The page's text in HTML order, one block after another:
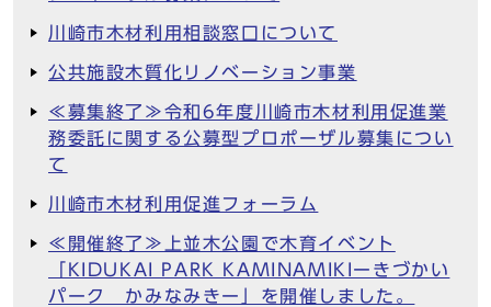
川崎市木材利用相談窓口について
公共施設木質化リノベーション事業
≪募集終了≫令和6年度川崎市木材利用促進業
務委託に関する公募型プロポーザル募集につい
て
川崎市木材利用促進フォーラム
≪開催終了≫上並木公園で木育イベント
「KIDUKAI PARK KAMINAMIKIーきづかい
パーク かみなみきー」を開催しました。